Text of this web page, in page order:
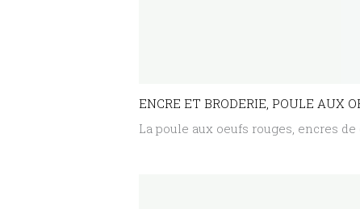
ENCRE ET BRODERIE, POULE AUX
La poule aux oeufs rouges, encres